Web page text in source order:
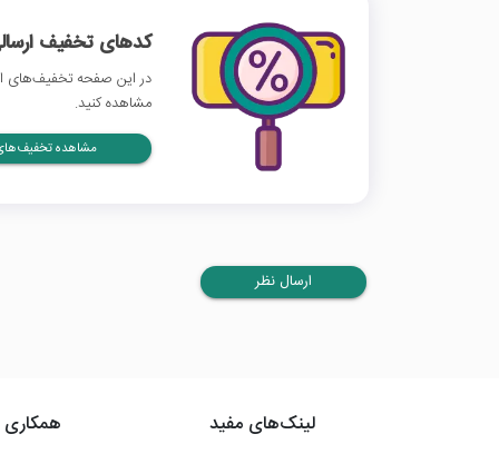
کدهای تخفیف
در این صفحه تخفیف‌های
مشاهده کنید.
مشاهده
ارسال نظر
لینک‌های مفید
همکاری